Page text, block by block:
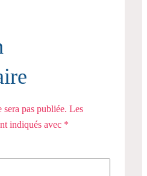
sera pas publiée. Les
indiqués avec *